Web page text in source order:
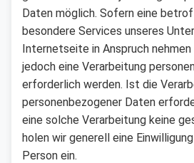
Daten möglich. Sofern eine
besondere Services unseres
Internetseite in Anspruch
jedoch eine Verarbeitung
erforderlich werden. Ist die
personenbezogener Daten
eine solche Verarbeitung keine
holen wir generell eine
Person ein.